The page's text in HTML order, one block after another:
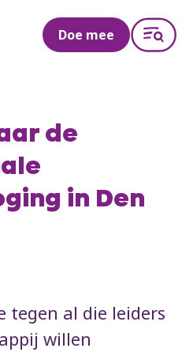
Doe mee
de
in Den
tegen al die leiders
willen